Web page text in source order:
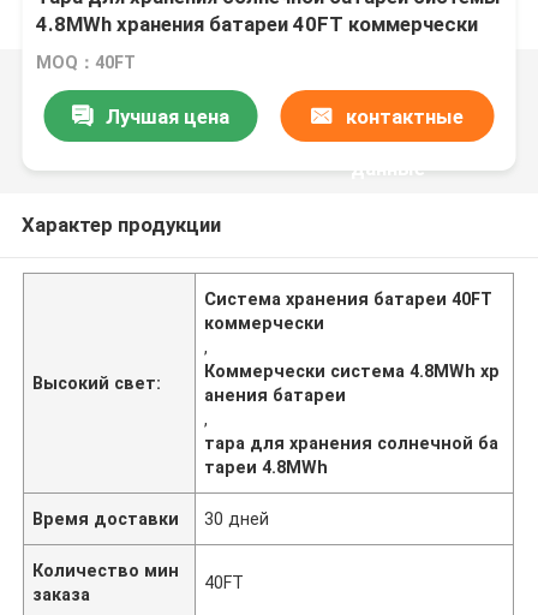
4.8MWh хранения батареи 40FT коммерчески
MOQ：40FT
Лучшая цена контактные
данные
Характер продукции
Высокий свет:
Система хранения батареи 40FT
коммерчески
,
Коммерчески система 4.8MWh хр
анения батареи
,
тара для хранения солнечной ба
тареи 4.8MWh
Время доставки 30 дней
Количество мин
заказа
40FT